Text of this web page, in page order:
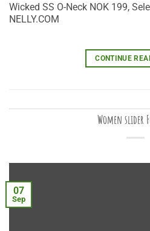
Wicked SS O-Neck NOK 199,
NELLY.COM
CONTINUE
Women slider
07
Sep